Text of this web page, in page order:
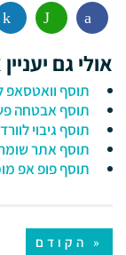
פייסבוק ווטסאפ
אולי גם יעניין
תוסף וואטסאפ
תוסף אבטחה
תוסף גיבוי
תוסף אתר שומר
תוסף פופ אפ
« הקודם